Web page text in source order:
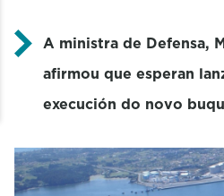
A ministra de Defensa,
afirmou que esperan
execución do novo